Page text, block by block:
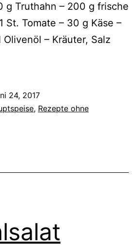
g Truthahn – 200 g frische
St. Tomate – 30 g Käse –
Olivenöl – Kräuter, Salz
24, 2017
, Rezepte ohne